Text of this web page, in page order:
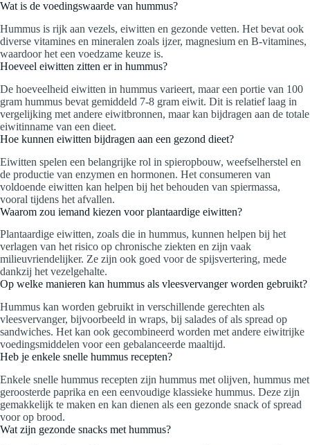
Wat is de voedingswaarde van hummus?
Hummus is rijk aan vezels, eiwitten en gezonde vetten. Het bevat ook
diverse vitamines en mineralen zoals ijzer, magnesium en B-vitamines,
waardoor het een voedzame keuze is.
Hoeveel eiwitten zitten er in hummus?
De hoeveelheid eiwitten in hummus varieert, maar een portie van 100
gram hummus bevat gemiddeld 7-8 gram eiwit. Dit is relatief laag in
vergelijking met andere eiwitbronnen, maar kan bijdragen aan de totale
eiwitinname van een dieet.
Hoe kunnen eiwitten bijdragen aan een gezond dieet?
Eiwitten spelen een belangrijke rol in spieropbouw, weefselherstel en
de productie van enzymen en hormonen. Het consumeren van
voldoende eiwitten kan helpen bij het behouden van spiermassa,
vooral tijdens het afvallen.
Waarom zou iemand kiezen voor plantaardige eiwitten?
Plantaardige eiwitten, zoals die in hummus, kunnen helpen bij het
verlagen van het risico op chronische ziekten en zijn vaak
milieuvriendelijker. Ze zijn ook goed voor de spijsvertering, mede
dankzij het vezelgehalte.
Op welke manieren kan hummus als vleesvervanger worden gebruikt?
Hummus kan worden gebruikt in verschillende gerechten als
vleesvervanger, bijvoorbeeld in wraps, bij salades of als spread op
sandwiches. Het kan ook gecombineerd worden met andere eiwitrijke
voedingsmiddelen voor een gebalanceerde maaltijd.
Heb je enkele snelle hummus recepten?
Enkele snelle hummus recepten zijn hummus met olijven, hummus met
geroosterde paprika en een eenvoudige klassieke hummus. Deze zijn
gemakkelijk te maken en kan dienen als een gezonde snack of spread
voor op brood.
Wat zijn gezonde snacks met hummus?